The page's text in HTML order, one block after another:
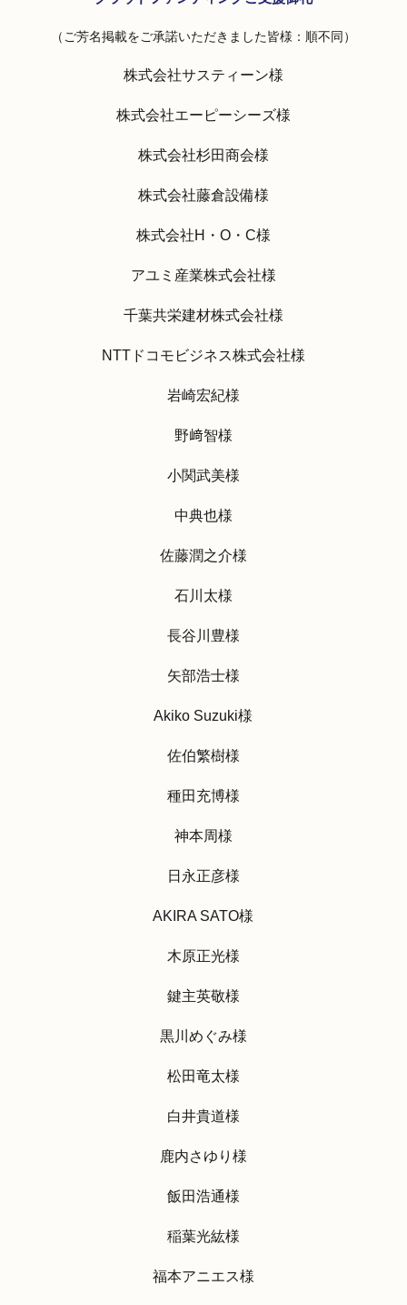
（ご芳名掲載をご承諾いただきました皆様：順不同）
株式会社サスティーン様
株式会社エーピーシーズ様
株式会社杉田商会様
株式会社藤倉設備様
株式会社H・O・C様
アユミ産業株式会社様
千葉共栄建材株式会社様
NTTドコモビジネス株式会社様
岩崎宏紀様
野﨑智様
小関武美様
中典也様
佐藤潤之介様
石川太様
長谷川豊様
矢部浩士様
Akiko Suzuki様
佐伯繁樹様
種田充博様
神本周様
日永正彦様
AKIRA SATO様
木原正光様
鍵主英敬様
黒川めぐみ様
松田竜太様
白井貴道様
鹿内さゆり様
飯田浩通様
稲葉光紘様
福本アニエス様